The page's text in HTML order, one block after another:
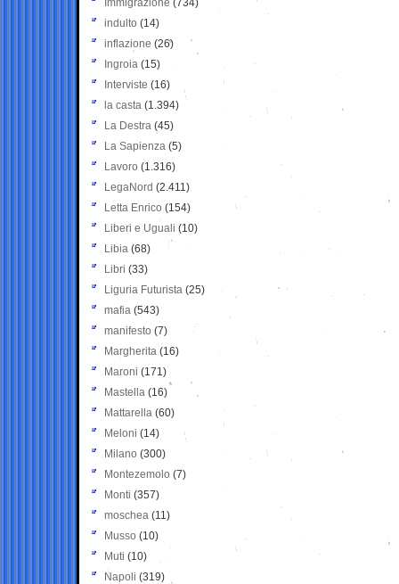
Immigrazione (734)
indulto (14)
inflazione (26)
Ingroia (15)
Interviste (16)
la casta (1.394)
La Destra (45)
La Sapienza (5)
Lavoro (1.316)
LegaNord (2.411)
Letta Enrico (154)
Liberi e Uguali (10)
Libia (68)
Libri (33)
Liguria Futurista (25)
mafia (543)
manifesto (7)
Margherita (16)
Maroni (171)
Mastella (16)
Mattarella (60)
Meloni (14)
Milano (300)
Montezemolo (7)
Monti (357)
moschea (11)
Musso (10)
Muti (10)
Napoli (319)